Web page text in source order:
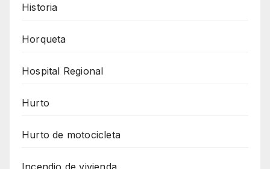
Historia
Horqueta
Hospital Regional
Hurto
Hurto de motocicleta
Incendio de vivienda